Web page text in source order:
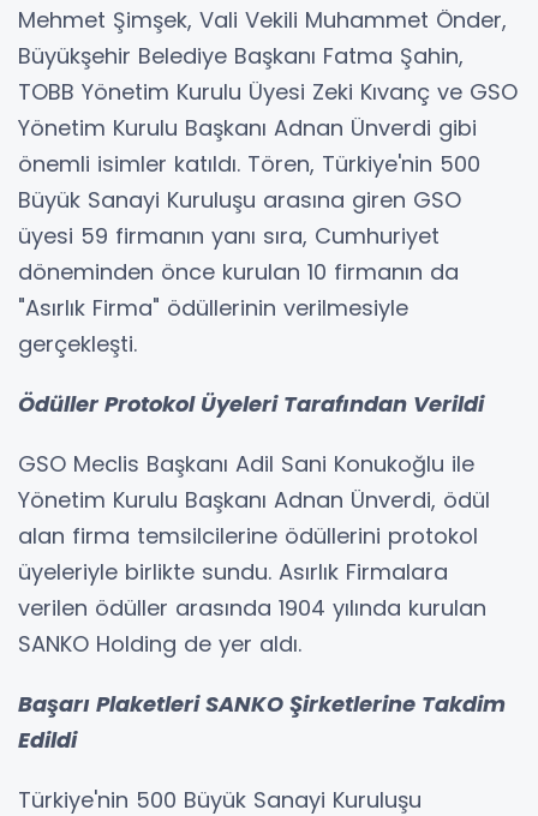
Mehmet Şimşek, Vali Vekili Muhammet Önder,
Büyükşehir Belediye Başkanı Fatma Şahin,
TOBB Yönetim Kurulu Üyesi Zeki Kıvanç ve GSO
Yönetim Kurulu Başkanı Adnan Ünverdi gibi
önemli isimler katıldı. Tören, Türkiye'nin 500
Büyük Sanayi Kuruluşu arasına giren GSO
üyesi 59 firmanın yanı sıra, Cumhuriyet
döneminden önce kurulan 10 firmanın da
"Asırlık Firma" ödüllerinin verilmesiyle
gerçekleşti.
Ödüller Protokol Üyeleri Tarafından Verildi
GSO Meclis Başkanı Adil Sani Konukoğlu ile
Yönetim Kurulu Başkanı Adnan Ünverdi, ödül
alan firma temsilcilerine ödüllerini protokol
üyeleriyle birlikte sundu. Asırlık Firmalara
verilen ödüller arasında 1904 yılında kurulan
SANKO Holding de yer aldı.
Başarı Plaketleri SANKO Şirketlerine Takdim
Edildi
Türkiye'nin 500 Büyük Sanayi Kuruluşu